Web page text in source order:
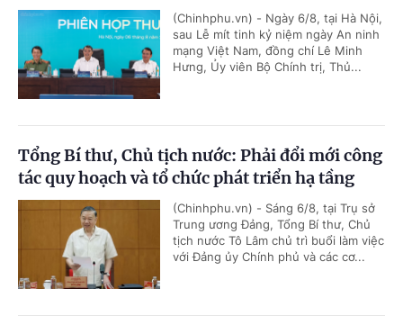
(Chinhphu.vn) - Ngày 6/8, tại Hà Nội,
sau Lễ mít tinh kỷ niệm ngày An ninh
mạng Việt Nam, đồng chí Lê Minh
Hưng, Ủy viên Bộ Chính trị, Thủ...
Tổng Bí thư, Chủ tịch nước: Phải đổi mới công
tác quy hoạch và tổ chức phát triển hạ tầng
(Chinhphu.vn) - Sáng 6/8, tại Trụ sở
Trung ương Đảng, Tổng Bí thư, Chủ
tịch nước Tô Lâm chủ trì buổi làm việc
với Đảng ủy Chính phủ và các cơ...